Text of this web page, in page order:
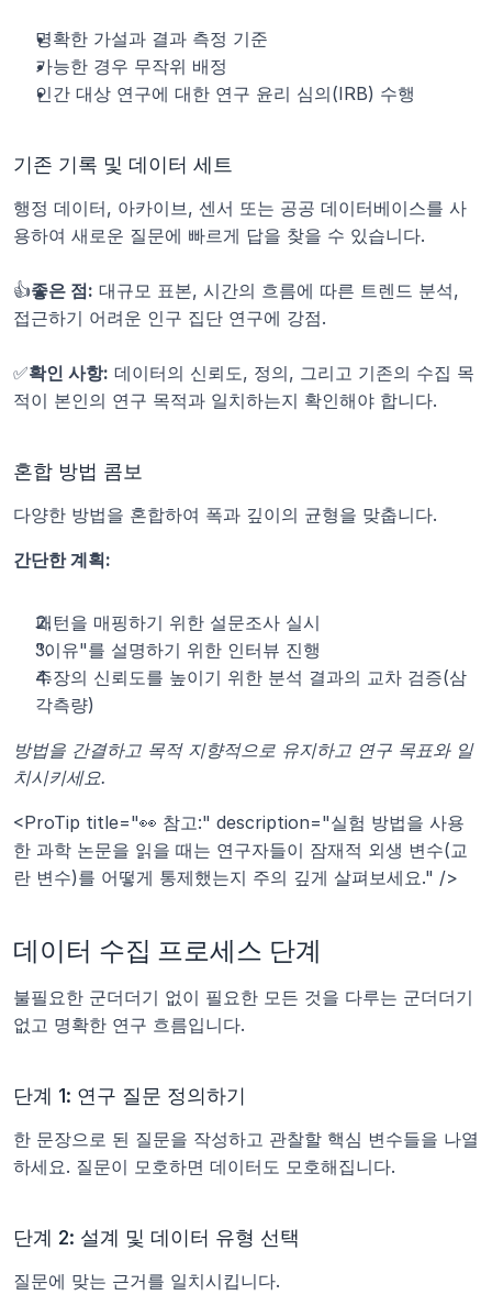
명확한 가설과 결과 측정 기준
가능한 경우 무작위 배정
인간 대상 연구에 대한 연구 윤리 심의(IRB) 수행
기존 기록 및 데이터 세트
행정 데이터, 아카이브, 센서 또는 공공 데이터베이스를 사
용하여 새로운 질문에 빠르게 답을 찾을 수 있습니다.
👍좋은 점: 대규모 표본, 시간의 흐름에 따른 트렌드 분석,
접근하기 어려운 인구 집단 연구에 강점.
✅확인 사항: 데이터의 신뢰도, 정의, 그리고 기존의 수집 목
적이 본인의 연구 목적과 일치하는지 확인해야 합니다.
혼합 방법 콤보
다양한 방법을 혼합하여 폭과 깊이의 균형을 맞춥니다.
간단한 계획:
패턴을 매핑하기 위한 설문조사 실시
"이유"를 설명하기 위한 인터뷰 진행
주장의 신뢰도를 높이기 위한 분석 결과의 교차 검증(삼
각측량)
방법을 간결하고 목적 지향적으로 유지하고 연구 목표와 일
치시키세요.
<ProTip title="👀 참고:" description="실험 방법을 사용
한 과학 논문을 읽을 때는 연구자들이 잠재적 외생 변수(교
란 변수)를 어떻게 통제했는지 주의 깊게 살펴보세요." />
데이터 수집 프로세스 단계
불필요한 군더더기 없이 필요한 모든 것을 다루는 군더더기
없고 명확한 연구 흐름입니다.
단계 1: 연구 질문 정의하기
한 문장으로 된 질문을 작성하고 관찰할 핵심 변수들을 나열
하세요. 질문이 모호하면 데이터도 모호해집니다.
단계 2: 설계 및 데이터 유형 선택
질문에 맞는 근거를 일치시킵니다.